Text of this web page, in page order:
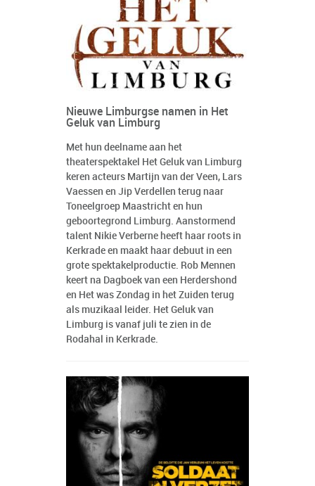
Nieuwe Limburgse namen in Het
Geluk van Limburg
Met hun deelname aan het
theaterspektakel Het Geluk van Limburg
keren acteurs Martijn van der Veen, Lars
Vaessen en Jip Verdellen terug naar
Toneelgroep Maastricht en hun
geboortegrond Limburg. Aanstormend
talent Nikie Verberne heeft haar roots in
Kerkrade en maakt haar debuut in een
grote spektakelproductie. Rob Mennen
keert na Dagboek van een Herdershond
en Het was Zondag in het Zuiden terug
als muzikaal leider. Het Geluk van
Limburg is vanaf juli te zien in de
Rodahal in Kerkrade.